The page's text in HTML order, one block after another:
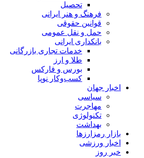
تحصیل
فرهنگ و هنر ایرانی
قوانین حقوقی
حمل و نقل عمومی
بانکداری ایرانی
خدمات تجاری بازرگانی
طلا و ارز
بورس و فارکس
کسب‌وکار نوپا
اخبار جهان
سیاسی
مهاجرت
تکنولوژی
بهداشت
بازار رمزارزها
اخبار ورزشی
خبر روز